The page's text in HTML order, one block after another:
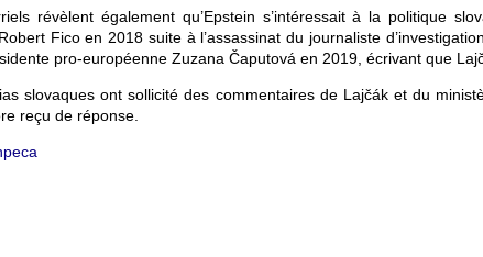
révèlent également qu’Epstein s’intéressait à la politique
Fico en 2018 suite à l’assassinat du journaliste
pro-européenne Zuzana Čaputová en 2019, écrivant que
slovaques ont sollicité des commentaires de Lajčák et du
reçu de réponse.